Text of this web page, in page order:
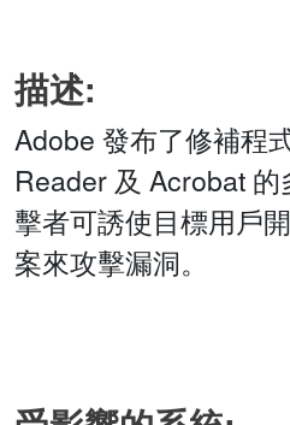
描述:
Adobe 發布了修補程
Reader 及 Acrobat
擊者可誘使目標用戶
案來攻擊漏洞。